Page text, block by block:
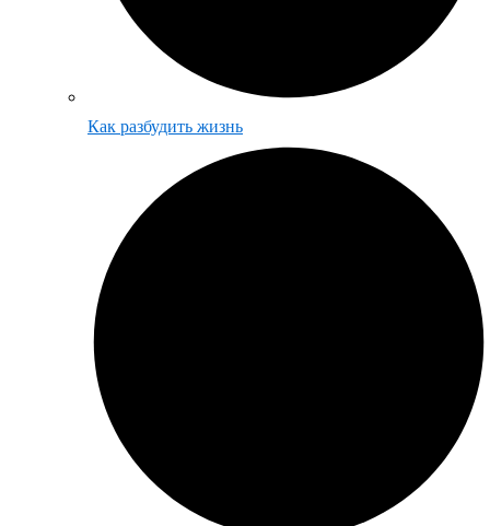
Как разбудить жизнь